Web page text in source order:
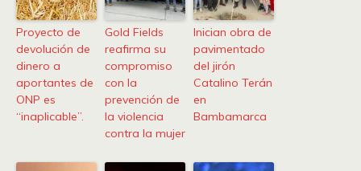
Proyecto de
devolución de
dinero a
aportantes de
ONP es
“inaplicable”.
Gold Fields
reafirma su
compromiso
con la
prevención de
la violencia
contra la mujer
Inician obra de
pavimentado
del jirón
Catalino Terán
en
Bambamarca